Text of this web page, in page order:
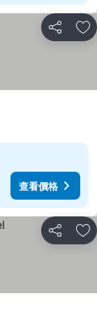
分享 加
查看價格
分享 加